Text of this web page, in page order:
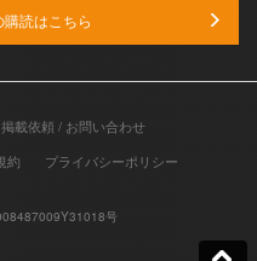
読はこちら
掲載依頼 / お問い合わせ
約 プライバシーポリシー
号